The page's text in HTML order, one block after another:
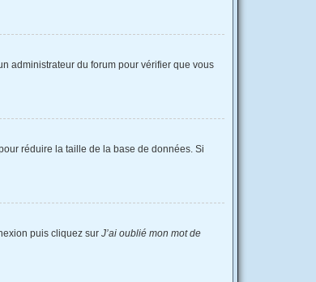
administrateur du forum pour vérifier que vous
réduire la taille de la base de données. Si
puis cliquez sur J’ai oublié mon mot de